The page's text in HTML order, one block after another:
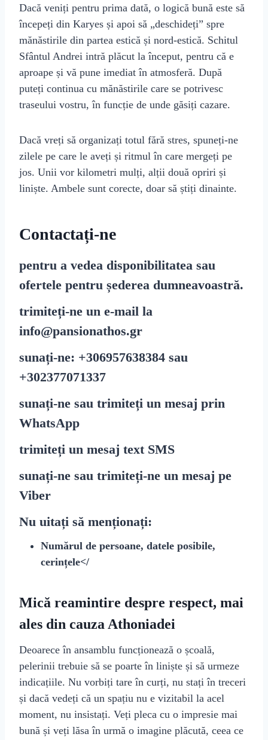
Dacă veniți pentru prima dată, o logică bună este să
începeți din Karyes și apoi să „deschideți” spre
mănăstirile din partea estică și nord-estică. Schitul
Sfântul Andrei intră plăcut la început, pentru că e
aproape și vă pune imediat în atmosferă. După
puteți continua cu mănăstirile care se potrivesc
traseului vostru, în funcție de unde găsiți cazare.
Dacă vreți să organizați totul fără stres, spuneți-ne
zilele pe care le aveți și ritmul în care mergeți pe
jos. Unii vor kilometri mulți, alții două opriri și
liniște. Ambele sunt corecte, doar să știți dinainte.
Contactați-ne
pentru a vedea disponibilitatea sau
ofertele pentru șederea dumneavoastră.
trimiteți-ne un e-mail la
info@pansionathos.gr
sunați-ne: +306957638384 sau
+302377071337
sunați-ne sau trimiteți un mesaj prin
WhatsApp
trimiteți un mesaj text SMS
sunați-ne sau trimiteți-ne un mesaj pe
Viber
Nu uitați să menționați:
Numărul de persoane, datele posibile,
cerințele</
Mică reamintire despre respect, mai
ales din cauza Athoniadei
Deoarece în ansamblu funcționează o școală,
pelerinii trebuie să se poarte în liniște și să urmeze
indicațiile. Nu vorbiți tare în curți, nu stați în treceri
și dacă vedeți că un spațiu nu e vizitabil la acel
moment, nu insistați. Veți pleca cu o impresie mai
bună și veți lăsa în urmă o imagine plăcută, ceea ce